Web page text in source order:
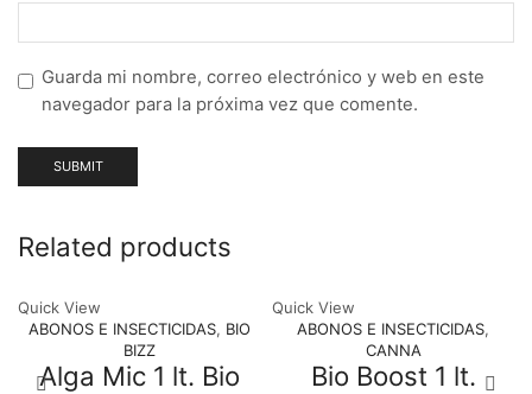
Guarda mi nombre, correo electrónico y web en este
navegador para la próxima vez que comente.
Related products
Quick View
ABONOS E INSECTICIDAS, BIO
BIZZ
Alga Mic 1 lt. Bio
Quick View
ABONOS E INSECTICIDAS,
CANNA
Bio Boost 1 lt.